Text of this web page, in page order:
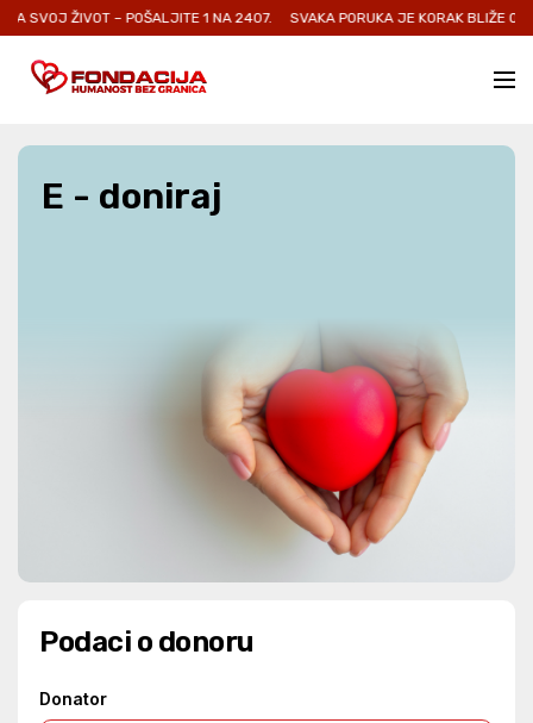
SVOJ ŽIVOT – POŠALJITE 1 NA 2407. SVAKA PORUKA JE KORAK BLIŽE
E - doniraj
Podaci o donoru
Donator